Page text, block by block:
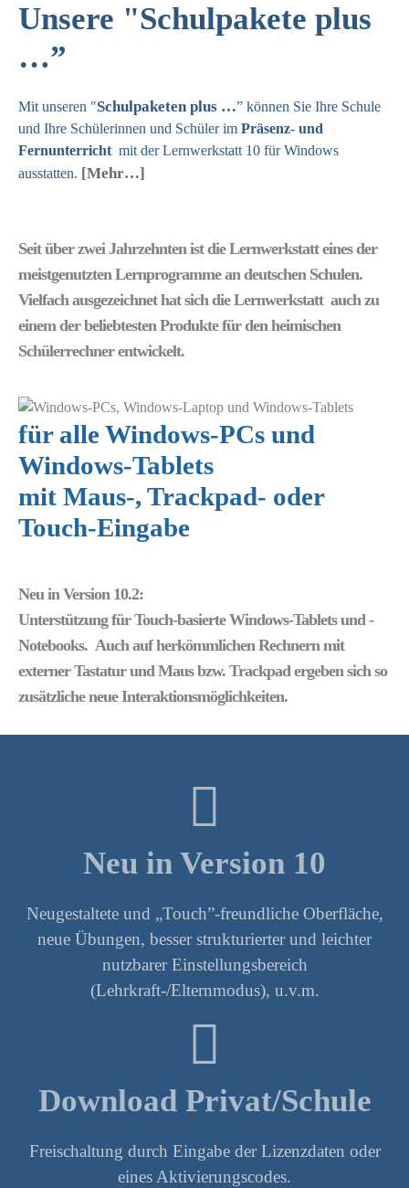
Unsere "Schulpakete plus
…”
Mit unseren "Schulpaketen plus …” können Sie Ihre Schule
und Ihre Schülerinnen und Schüler im Präsenz- und
Fernunterricht mit der Lernwerkstatt 10 für Windows
ausstatten. [Mehr…]
Seit über zwei Jahrzehnten ist die Lernwerkstatt eines der
meistgenutzten Lernprogramme an deutschen Schulen.
Vielfach ausgezeichnet hat sich die Lernwerkstatt auch zu
einem der beliebtesten Produkte für den heimischen
Schülerrechner entwickelt.
für alle Windows-PCs und
Windows-Tablets
mit Maus-, Trackpad- oder
Touch-Eingabe
Neu in Version 10.2:
Unterstützung für Touch-basierte Windows-Tablets und -
Notebooks. Auch auf herkömmlichen Rechnern mit
externer Tastatur und Maus bzw. Trackpad ergeben sich so
zusätzliche neue Interaktionsmöglichkeiten.
Neu in Version 10
Neugestaltete und „Touch”-freundliche Oberfläche,
neue Übungen, besser strukturierter und leichter
nutzbarer Einstellungsbereich
(Lehrkraft-/Elternmodus), u.v.m.
Download Privat/Schule
Freischaltung durch Eingabe der Lizenzdaten oder
eines Aktivierungscodes.